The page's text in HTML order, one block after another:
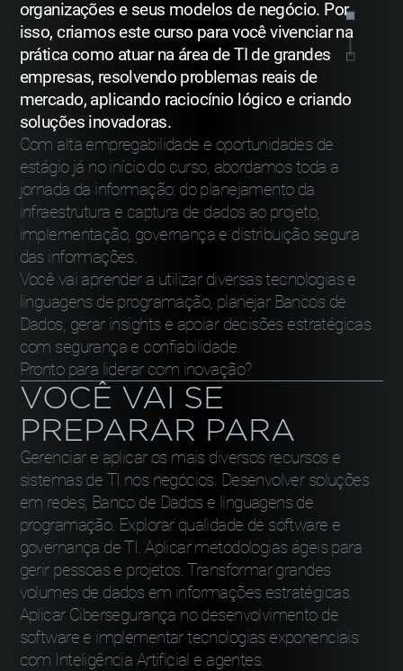
organizações e seus modelos de negócio. Por
isso, criamos este curso para você vivenciar na
prática como atuar na área de TI de grandes
empresas, resolvendo problemas reais de
mercado, aplicando raciocínio lógico e criando
soluções inovadoras.
Com alta empregabilidade e oportunidades de
estágio já no início do curso, abordamos toda a
jornada da informação: do planejamento da
infraestrutura e captura de dados ao projeto,
implementação, governança e distribuição segura
das informações.
Você vai aprender a utilizar diversas tecnologias e
linguagens de programação, planejar Bancos de
Dados, gerar insights e apoiar decisões estratégicas
com segurança e confiabilidade.
Pronto para liderar com inovação?
VOCÊ VAI SE
PREPARAR PARA
Gerenciar e aplicar os mais diversos recursos e
sistemas de TI nos negócios. Desenvolver soluções
em redes, Banco de Dados e linguagens de
programação. Explorar qualidade de software e
governança de TI. Aplicar metodologias ágeis para
gerir pessoas e projetos. Transformar grandes
volumes de dados em informações estratégicas.
Aplicar Cibersegurança no desenvolvimento de
software e implementar tecnologias exponenciais
com Inteligência Artificial e agentes.